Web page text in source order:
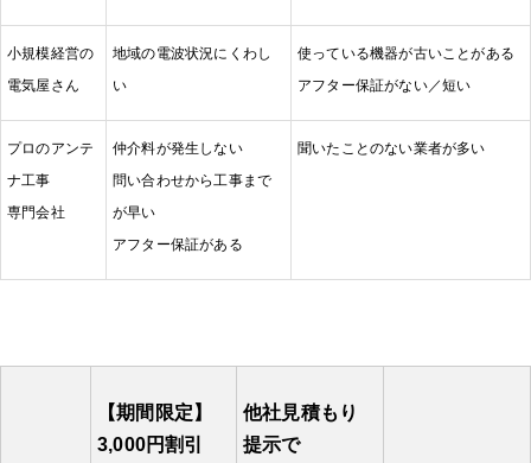
小規模経営の
電気屋さん
地域の電波状況にくわし
い
使っている機器が古いことがある
アフター保証がない／短い
プロのアンテ
ナ工事
専門会社
仲介料が発生しない
問い合わせから工事まで
が早い
アフター保証がある
聞いたことのない業者が多い
【期間限定】
3,000円割引
他社見積もり
提示で